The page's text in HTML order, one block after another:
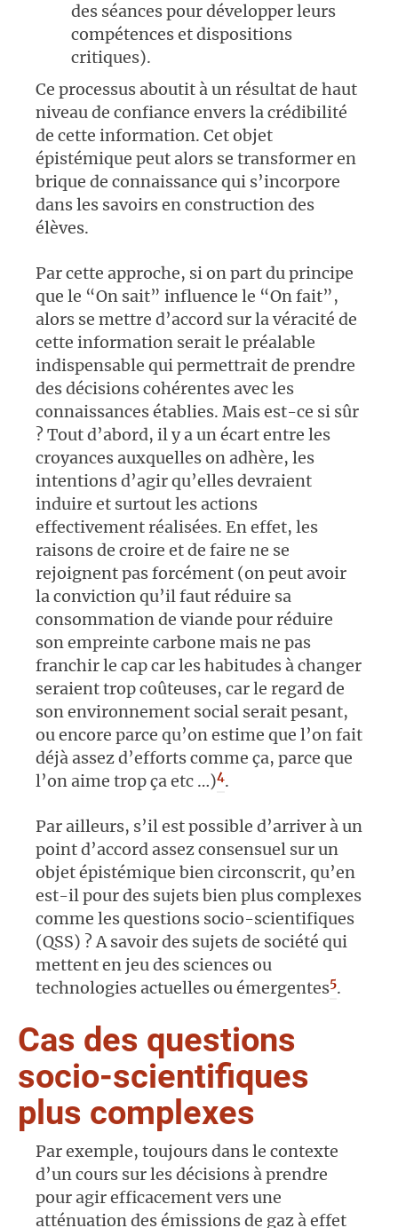
des séances pour développer leurs
compétences et dispositions
critiques).
Ce processus aboutit à un résultat de haut
niveau de confiance envers la crédibilité
de cette information. Cet objet
épistémique peut alors se transformer en
brique de connaissance qui s’incorpore
dans les savoirs en construction des
élèves.
Par cette approche, si on part du principe
que le “On sait” influence le “On fait”,
alors se mettre d’accord sur la véracité de
cette information serait le préalable
indispensable qui permettrait de prendre
des décisions cohérentes avec les
connaissances établies. Mais est-ce si sûr
? Tout d’abord, il y a un écart entre les
croyances auxquelles on adhère, les
intentions d’agir qu’elles devraient
induire et surtout les actions
effectivement réalisées. En effet, les
raisons de croire et de faire ne se
rejoignent pas forcément (on peut avoir
la conviction qu’il faut réduire sa
consommation de viande pour réduire
son empreinte carbone mais ne pas
franchir le cap car les habitudes à changer
seraient trop coûteuses, car le regard de
son environnement social serait pesant,
ou encore parce qu’on estime que l’on fait
déjà assez d’efforts comme ça, parce que
l’on aime trop ça etc …)4.
Par ailleurs, s’il est possible d’arriver à un
point d’accord assez consensuel sur un
objet épistémique bien circonscrit, qu’en
est-il pour des sujets bien plus complexes
comme les questions socio-scientifiques
(QSS) ? A savoir des sujets de société qui
mettent en jeu des sciences ou
technologies actuelles ou émergentes5.
Cas des questions
socio-scientifiques
plus complexes
Par exemple, toujours dans le contexte
d’un cours sur les décisions à prendre
pour agir efficacement vers une
atténuation des émissions de gaz à effet